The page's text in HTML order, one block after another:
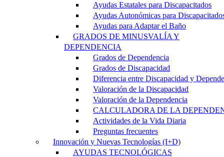
Ayudas Estatales para Discapacitados
Ayudas Autonómicas para
Ayudas para Adaptar el Baño
GRADOS DE MINUSVALÍA Y
DEPENDENCIA
Grados de Dependencia
Grados de Discapacidad
Diferencia entre Discapacidad y
Valoración de la Discapacidad
Valoración de la Dependencia
CALCULADORA DE LA
Actividades de la Vida Diaria
Preguntas frecuentes
Innovación y Nuevas Tecnologías (I+D)
AYUDAS TECNOLÓGICAS